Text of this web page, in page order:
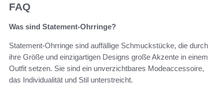
FAQ
Was sind Statement-Ohrringe?
Statement-Ohrringe sind auffällige Schmuckstücke, die durch
ihre Größe und einzigartigen Designs große Akzente in einem
Outfit setzen. Sie sind ein unverzichtbares Modeaccessoire,
das Individualität und Stil unterstreicht.